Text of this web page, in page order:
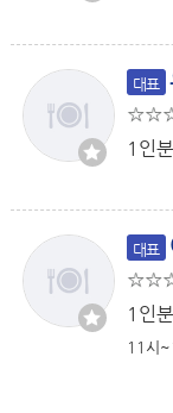
대표
1인
대표
1인
11시